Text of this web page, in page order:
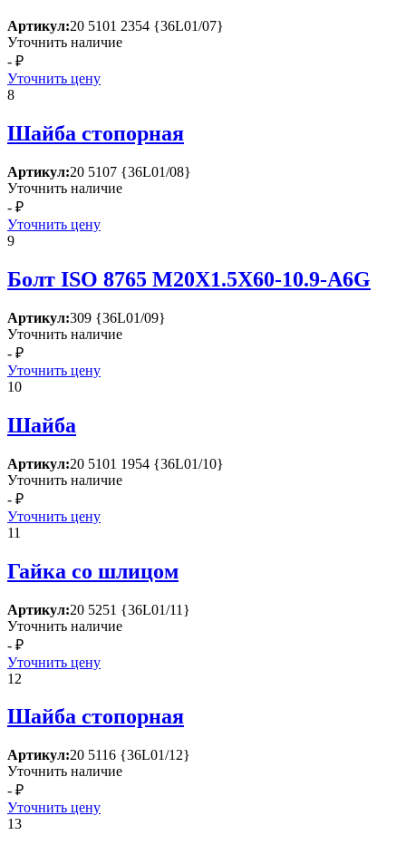
Артикул:20 5101 2354 {36L01/07}
Уточнить наличие
- ₽
Уточнить цену
8
Шайба стопорная
Артикул:20 5107 {36L01/08}
Уточнить наличие
- ₽
Уточнить цену
9
Болт ISО 8765 М20Х1.5Х60-10.9-А6G
Артикул:309 {36L01/09}
Уточнить наличие
- ₽
Уточнить цену
10
Шайба
Артикул:20 5101 1954 {36L01/10}
Уточнить наличие
- ₽
Уточнить цену
11
Гайка со шлицом
Артикул:20 5251 {36L01/11}
Уточнить наличие
- ₽
Уточнить цену
12
Шайба стопорная
Артикул:20 5116 {36L01/12}
Уточнить наличие
- ₽
Уточнить цену
13